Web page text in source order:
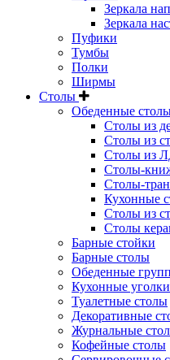
Зеркала
Зеркала
Пуфики
Тумбы
Полки
Ширмы
Столы
Обеденные
Столы из
Столы из
Столы из
Столы-
Столы-
Кухонные
Столы из
Столы
Барные стойки
Барные столы
Обеденные
Кухонные
Туалетные столы
Декоративные
Журнальные
Кофейные столы